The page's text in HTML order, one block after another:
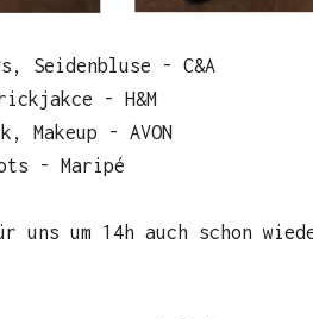
Seidenbluse - C&A
- H&M
Makeup - AVON
- Maripé
um 14h auch schon